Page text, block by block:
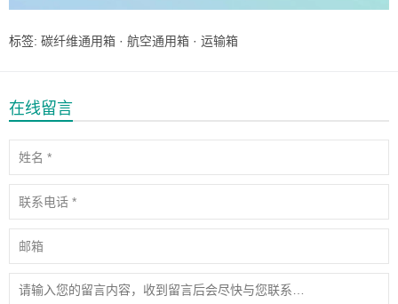
标签: 碳纤维通用箱 · 航空通用箱 · 运输箱
在线留言